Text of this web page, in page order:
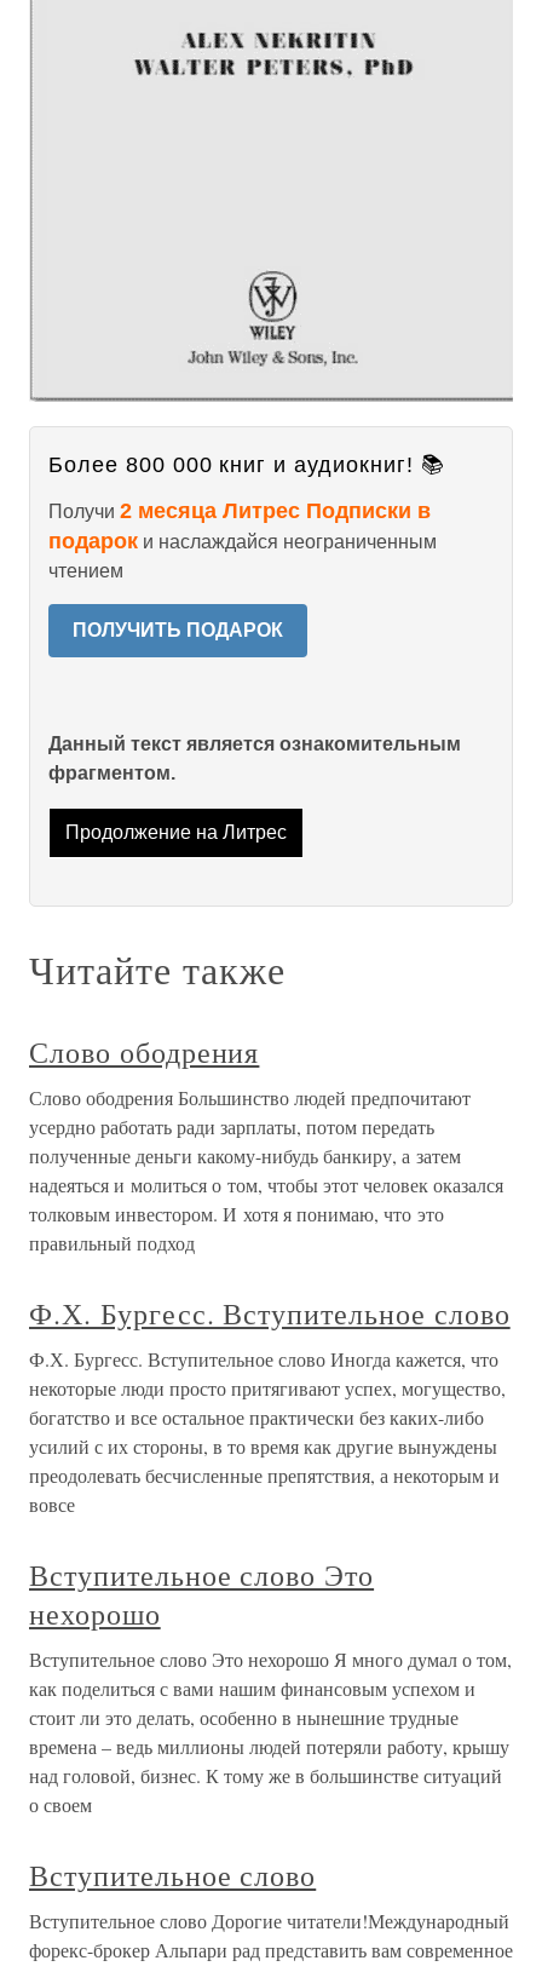
Более 800 000 книг и аудиокниг! 📚
Получи 2 месяца Литрес Подписки в
подарок и наслаждайся неограниченным
чтением
ПОЛУЧИТЬ ПОДАРОК
Данный текст является ознакомительным
фрагментом.
Продолжение на Литрес
Читайте также
Слово ободрения
Слово ободрения Большинство людей предпочитают
усердно работать ради зарплаты, потом передать
полученные деньги какому-нибудь банкиру, а затем
надеяться и молиться о том, чтобы этот человек оказался
толковым инвестором. И хотя я понимаю, что это
правильный подход
Ф.Х. Бургесс. Вступительное слово
Ф.Х. Бургесс. Вступительное слово Иногда кажется, что
некоторые люди просто притягивают успех, могущество,
богатство и все остальное практически без каких-либо
усилий с их стороны, в то время как другие вынуждены
преодолевать бесчисленные препятствия, а некоторым и
вовсе
Вступительное слово Это
нехорошо
Вступительное слово Это нехорошо Я много думал о том,
как поделиться с вами нашим финансовым успехом и
стоит ли это делать, особенно в нынешние трудные
времена – ведь миллионы людей потеряли работу, крышу
над головой, бизнес. К тому же в большинстве ситуаций
о своем
Вступительное слово
Вступительное слово Дорогие читатели!Международный
форекс-брокер Альпари рад представить вам современное